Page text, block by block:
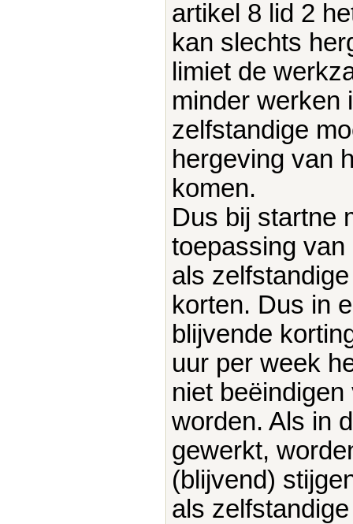
artikel 8 lid 2
kan slechts
limiet de
minder werken
zelfstandige
hergeving van
komen.
Dus bij startne
toepassing
als
korten. Dus in
blijvende
uur per week
niet
worden. Als in
gewerkt,
(blijvend)
als